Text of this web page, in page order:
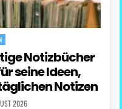
Notizbücher
seine Ideen,
Notizen
2026